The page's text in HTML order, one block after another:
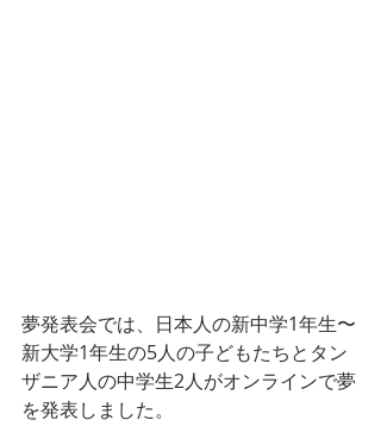
夢発表会では、日本人の新中学1年生〜
新大学1年生の5人の子どもたちとタン
ザニア人の中学生2人がオンラインで夢
を発表しました。